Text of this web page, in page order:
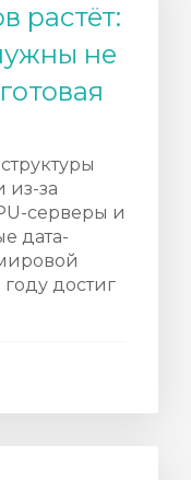
растёт:
не
из-за
серверы и
дата-
достиг